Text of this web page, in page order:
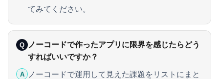
てみてください。
Q
ノーコードで作ったアプリに限界を感じたらどう
すればいいですか？
A
ノーコードで運用して見えた課題をリストにまと